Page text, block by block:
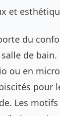
et
du
de bain.
ou en
pour
Les